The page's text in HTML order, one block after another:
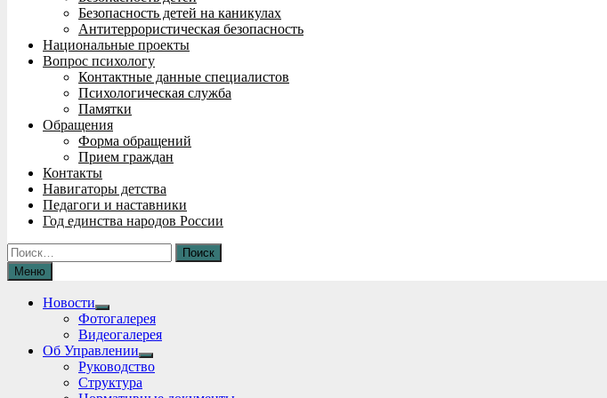
Безопасность детей на каникулах
Антитеррористическая безопасность
Национальные проекты
Вопрос психологу
Контактные данные специалистов
Психологическая служба
Памятки
Обращения
Форма обращений
Прием граждан
Контакты
Навигаторы детства
Педагоги и наставники
Год единства народов России
Найти:
Меню
Новости
Show
sub
menu
Фотогалерея
Видеогалерея
Об Управлении
Show
sub
Руководство
Структура